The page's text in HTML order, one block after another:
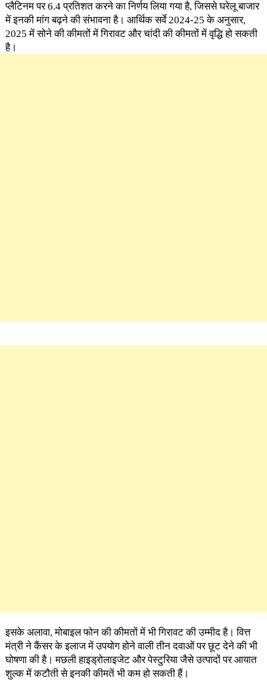
प्लैटिनम पर 6.4 प्रतिशत करने का निर्णय लिया गया है, जिससे घरेलू बाजार
में इनकी मांग बढ़ने की संभावना है। आर्थिक सर्वे 2024-25 के अनुसार,
2025 में सोने की कीमतों में गिरावट और चांदी की कीमतों में वृद्धि हो सकती
है।
इसके अलावा, मोबाइल फोन की कीमतों में भी गिरावट की उम्मीद है। वित्त
मंत्री ने कैंसर के इलाज में उपयोग होने वाली तीन दवाओं पर छूट देने की भी
घोषणा की है। मछली हाइड्रोलाइजेट और पेस्टुरिया जैसे उत्पादों पर आयात
शुल्क में कटौती से इनकी कीमतें भी कम हो सकती हैं।